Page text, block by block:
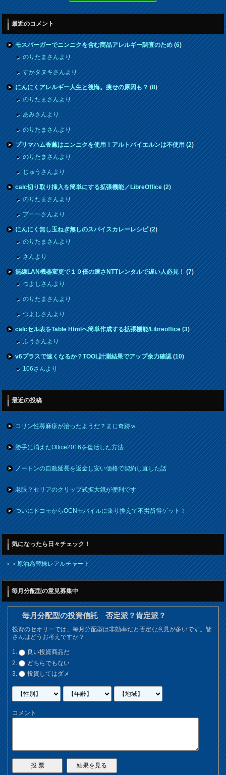
最近のコメント
モスバーガーでニンニクを含む商品アレルギー調査のため(6)
のりたまさんより
すかタヌキさんより
にんにくアレルギー人生と後悔。痩せの原因も？(8)
のりたまさんより
あみさんより
のりたまさんより
プリマハム香薫はニンニクを使用！アルトバイエルンは不使用(2)
のりたまさんより
じゅうさんより
calc切り取り挿入を簡単にする拡張機能／LibreOffice(2)
のりたまさんより
プーーさんより
にんにく無し玉ねぎ無しのスパイスカレーレシピ(2)
のりたまさんより
さんより
無線LAN機器変更で１０倍の速さNTTレンタルで遅い人必見！(7)
つよしさんより
のりたまさんより
つよしさんより
calcセル表をTable Htmlへ簡単作成する拡張機能/Libreoffice(3)
ふうさんより
v6プラスで速くなるか？TOOL計測結果でアップ余力確認(10)
106さんより
最近の投稿
コリン性蕁麻疹が治ったようだ？まじ奇跡ｗ
勝手に消えたOffice2016を復活した方法
ノートンの自動延長を返金し安い価格で契約し直した話
老眼？セリアのクリップ式拡大鏡が便利です
ついにドコモからOCNモバイルに乗り換えて不労所得ゲット！
気になったら日々チェック！
＞＞原油為替株レアルチャート
毎月分配型の意見募集中
毎月分配型の投資信託 否定派？肯定派？
投資のセオリーでは、毎月分配型は非効率だと否定な意見が多いです。皆
さんはどうお考えですか？
良い投資商品だ
どちらでもない
投資してはダメ
コメント